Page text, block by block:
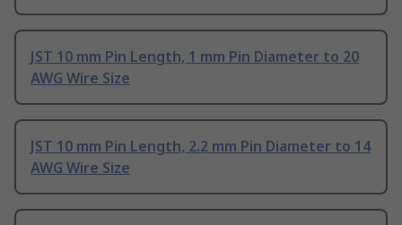
JST 10 mm Pin Length, 1 mm Pin Diameter to 20
AWG Wire Size
JST 10 mm Pin Length, 2.2 mm Pin Diameter to 14
AWG Wire Size